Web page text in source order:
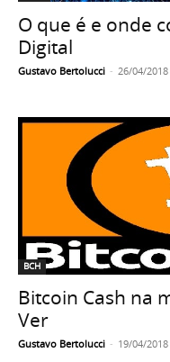
O que é e onde
Digital
Gustavo Bertolucci - 26/04/
BCH
Bitcoin Cash na
Ver
Gustavo Bertolucci - 19/04/